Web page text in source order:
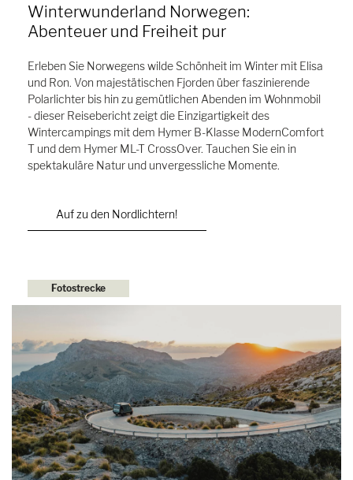
Winterwunderland Norwegen:
Abenteuer und Freiheit pur
Erleben Sie Norwegens wilde Schönheit im Winter mit Elisa
und Ron. Von majestätischen Fjorden über faszinierende
Polarlichter bis hin zu gemütlichen Abenden im Wohnmobil
- dieser Reisebericht zeigt die Einzigartigkeit des
Wintercampings mit dem Hymer B-Klasse ModernComfort
T und dem Hymer ML-T CrossOver. Tauchen Sie ein in
spektakuläre Natur und unvergessliche Momente.
Auf zu den Nordlichtern!
Fotostrecke